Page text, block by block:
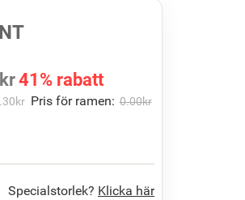
kr41% rabatt
kr Pris för ramen: 0.00kr
Specialstorlek? Klicka här